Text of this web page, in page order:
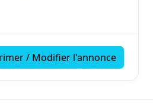
/ Modifier l'annonce